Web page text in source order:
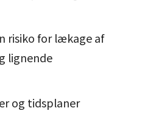
risiko for lækage af
lignende
og tidsplaner